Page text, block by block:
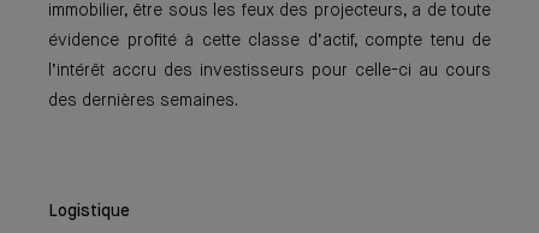
immobilier, être sous les feux des projecteurs, a de toute
évidence profité à cette classe d’actif, compte tenu de
l’intérêt accru des investisseurs pour celle-ci au cours
des dernières semaines.
Logistique